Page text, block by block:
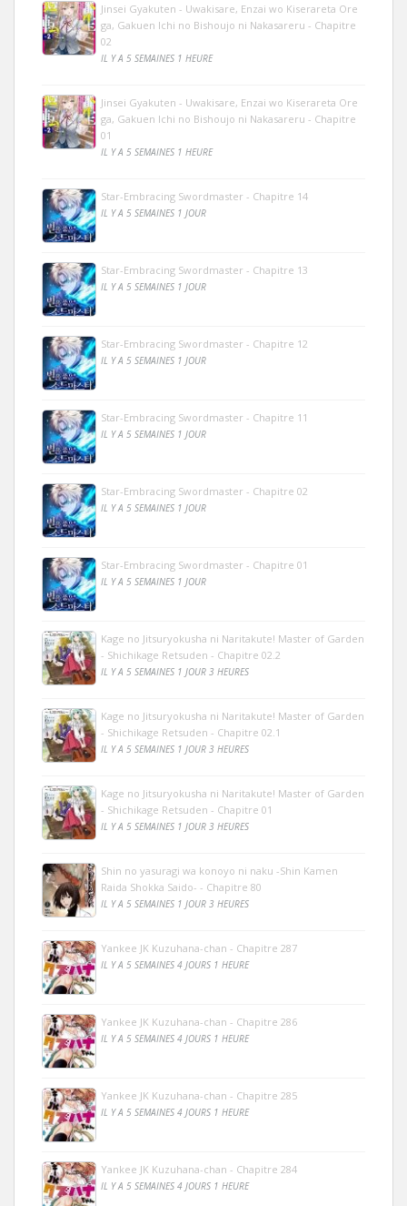
Jinsei Gyakuten - Uwakisare, Enzai wo Kiserareta Ore
ga, Gakuen Ichi no Bishoujo ni Nakasareru - Chapitre
02
IL Y A 5 SEMAINES 1 HEURE
Jinsei Gyakuten - Uwakisare, Enzai wo Kiserareta Ore
ga, Gakuen Ichi no Bishoujo ni Nakasareru - Chapitre
01
IL Y A 5 SEMAINES 1 HEURE
Star-Embracing Swordmaster - Chapitre 14
IL Y A 5 SEMAINES 1 JOUR
Star-Embracing Swordmaster - Chapitre 13
IL Y A 5 SEMAINES 1 JOUR
Star-Embracing Swordmaster - Chapitre 12
IL Y A 5 SEMAINES 1 JOUR
Star-Embracing Swordmaster - Chapitre 11
IL Y A 5 SEMAINES 1 JOUR
Star-Embracing Swordmaster - Chapitre 02
IL Y A 5 SEMAINES 1 JOUR
Star-Embracing Swordmaster - Chapitre 01
IL Y A 5 SEMAINES 1 JOUR
Kage no Jitsuryokusha ni Naritakute! Master of Garden
- Shichikage Retsuden - Chapitre 02.2
IL Y A 5 SEMAINES 1 JOUR 3 HEURES
Kage no Jitsuryokusha ni Naritakute! Master of Garden
- Shichikage Retsuden - Chapitre 02.1
IL Y A 5 SEMAINES 1 JOUR 3 HEURES
Kage no Jitsuryokusha ni Naritakute! Master of Garden
- Shichikage Retsuden - Chapitre 01
IL Y A 5 SEMAINES 1 JOUR 3 HEURES
Shin no yasuragi wa konoyo ni naku -Shin Kamen
Raida Shokka Saido- - Chapitre 80
IL Y A 5 SEMAINES 1 JOUR 3 HEURES
Yankee JK Kuzuhana-chan - Chapitre 287
IL Y A 5 SEMAINES 4 JOURS 1 HEURE
Yankee JK Kuzuhana-chan - Chapitre 286
IL Y A 5 SEMAINES 4 JOURS 1 HEURE
Yankee JK Kuzuhana-chan - Chapitre 285
IL Y A 5 SEMAINES 4 JOURS 1 HEURE
Yankee JK Kuzuhana-chan - Chapitre 284
IL Y A 5 SEMAINES 4 JOURS 1 HEURE